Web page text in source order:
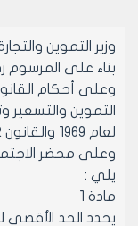
وزير التموين
بناء على المرسوم رقم ( 622 ) تاريخ 13
لعام 1969 والقانون 22 لعام 2000
يلي :
مادة 1
يحدد الحد الأقصى